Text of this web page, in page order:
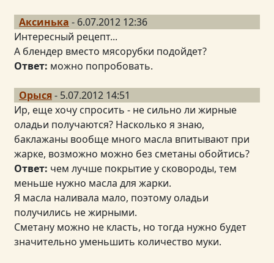
Аксинька - 6.07.2012 12:36
Интересный рецепт...
А блендер вместо мясорубки подойдет?
Ответ: можно попробовать.
Орыся- 5.07.2012 14:51
Ир, еще хочу спросить - не сильно ли жирные
оладьи получаются? Насколько я знаю,
баклажаны вообще много масла впитывают при
жарке, возможно можно без сметаны обойтись?
Ответ: чем лучше покрытие у сковороды, тем
меньше нужно масла для жарки.
Я масла наливала мало, поэтому оладьи
получились не жирными.
Сметану можно не класть, но тогда нужно будет
значительно уменьшить количество муки.